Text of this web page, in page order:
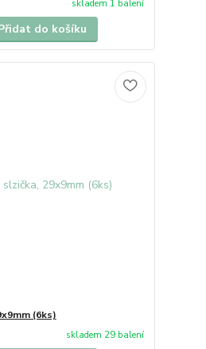
skladem 1 balení
do košíku
(6ks)
skladem 29 balení